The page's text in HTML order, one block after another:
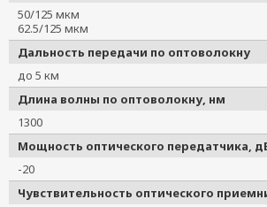
50/125 мкм
62.5/125 мкм
Дальность передачи по оптоволокну
до 5 км
Длина волны по оптоволокну, нм
1300
Мощность оптического передатчика,
-20
Чувствительность оптического